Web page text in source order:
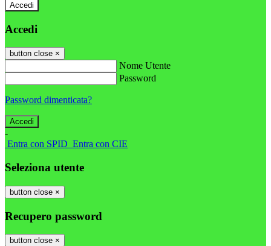
Accedi
Accedi
button close ×
Nome Utente
Password
Password dimenticata?
-
Entra con SPID Entra con CIE
Seleziona utente
button close ×
Recupero password
button close ×